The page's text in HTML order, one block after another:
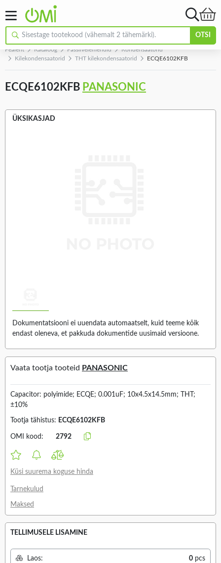
OTSI
Pealeht Kataloog Passiivelemendid
Kondensaatorid
Kilekondensaatorid
THT kilekondensaatorid ECQE6102KFB
ECQE6102KFB PANASONIC
ÜKSIKASJAD
Dokumentatsiooni ei uuendata automaatselt, kuid teeme kõik
endast oleneva, et pakkuda dokumentide uusimaid versioone.
Vaata tootja tooteid PANASONIC
Capacitor: polyimide; ECQE; 0.001uF; 10x4.5x14.5mm; THT;
±10%
Tootja tähistus: ECQE6102KFB
OMI kood: 2792
Küsi suurema koguse hinda
Tarnekulud
Maksed
TELLIMUSELE LISAMINE
Laos: 0 pcs